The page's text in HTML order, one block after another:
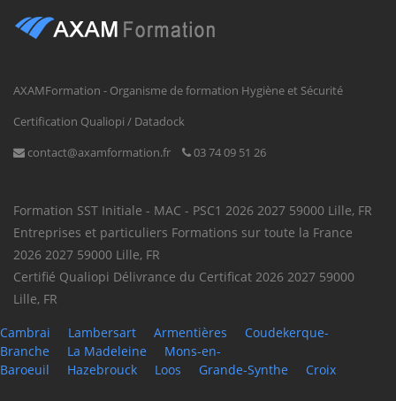
MIS
59000 Lille (59, Nord,
Hauts-de-France)
domicile
59120 Loos (59, Nord,
Hauts-de-France)
soutien scolaire
jours
CDI
Hauts-de-France)
Il y a
jours
Employé familial / Employée
59491 d'Ascq ()
Aide ménager / Aide ménagère à
Il y a
Professeur / Professeure à
Professeur / Professeure en
AXAMFormation - Organisme de formation Hygiène et Sécurité
Certification Qualiopi / Datadock
contact@axamformation.fr
03 74 09 51 26
Formation SST Initiale - MAC - PSC1 2026 2027 59000 Lille, FR
Entreprises et particuliers Formations sur toute la France
2026 2027 59000 Lille, FR
Certifié Qualiopi Délivrance du Certificat 2026 2027 59000
Lille, FR
Cambrai
Lambersart Armentières
Coudekerque-
Branche
La Madeleine
Mons-en-
Baroeuil
Hazebrouck Loos Grande-Synthe Croix